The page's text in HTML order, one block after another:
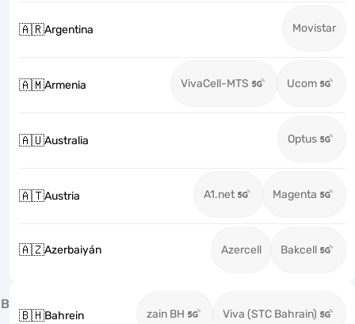
🇦🇷Argentina Movistar
🇦🇲Armenia VivaCell-MTS Ucom
🇦🇺Australia Optus
🇦🇹Austria A1.net Magenta
🇦🇿Azerbaiyán Azercell Bakcell
B
🇧🇭Bahrein zain BH Viva (STC Bahrain)